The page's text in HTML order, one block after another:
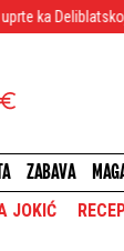
peščari
ZABAVA
JOKIĆ